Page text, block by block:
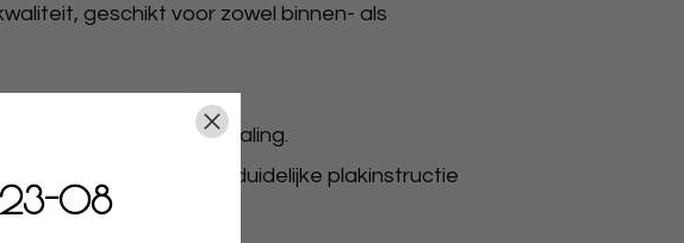
geschikt voor zowel binnen- als
Filtert 88% UV straling.
tevens zal een duidelijke plakinstructie
08